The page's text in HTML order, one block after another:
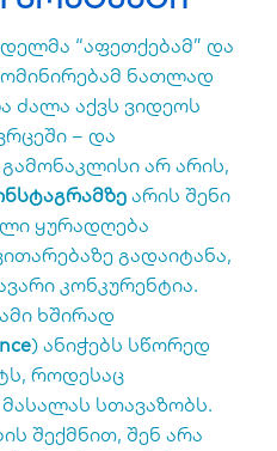
“აფეთქებამ” და
ნათლად
ძალა აქვს ვიდეოს
– და
არ არის,
არის შენი
ყურადღება
გადაიტანა,
კონკურენტია.
ხშირად
) ანიჭებს სწორედ
როდესაც
სთავაზობს.
შექმნით, შენ არა